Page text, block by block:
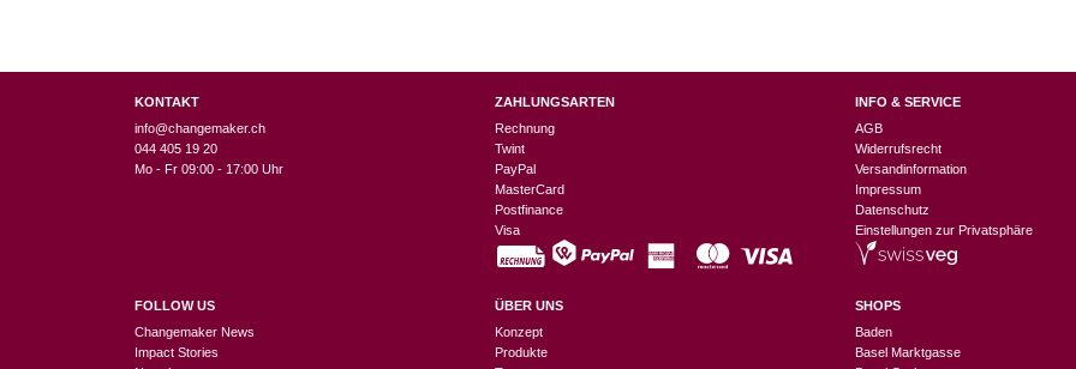
KONTAKT
info@changemaker.ch
044 405 19 20
Mo - Fr 09:00 - 17:00 Uhr
FOLLOW US
Changemaker News
Impact Stories
ZAHLUNGSARTEN
Rechnung
Twint
PayPal
MasterCard
Postfinance
Visa
ÜBER UNS
Konzept
Produkte
INFO & SERVICE
AGB
Widerrufsrecht
Versandinformation
Impressum
Datenschutz
Einstellungen zur Privatsphäre
SHOPS
Baden
Basel Marktgasse